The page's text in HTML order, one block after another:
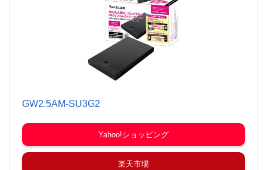
GW2.5AM-SU3G2
Yahoo!ショッピング
楽天市場